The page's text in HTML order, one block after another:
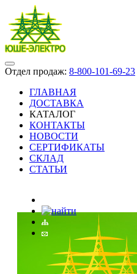
Отдел продаж: 8-800-101-69-23
ГЛАВНАЯ
ДОСТАВКА
КАТАЛОГ
КОНТАКТЫ
НОВОСТИ
СЕРТИФИКАТЫ
СКЛАД
СТАТЬИ